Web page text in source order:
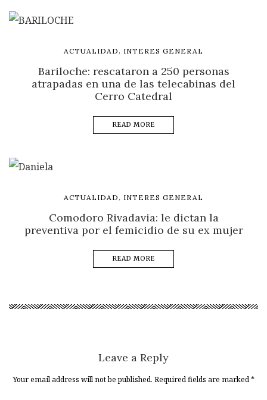
ACTUALIDAD , INTERES GENERAL
Bariloche: rescataron a 250 personas
atrapadas en una de las telecabinas del
Cerro Catedral
READ MORE
ACTUALIDAD , INTERES GENERAL
Comodoro Rivadavia: le dictan la
preventiva por el femicidio de su ex mujer
READ MORE
Leave a Reply
Your email address will not be published. Required fields are marked*